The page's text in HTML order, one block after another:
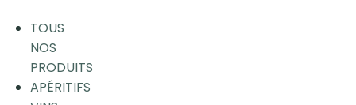
TOUS
NOS
PRODUITS
APÉRITIFS